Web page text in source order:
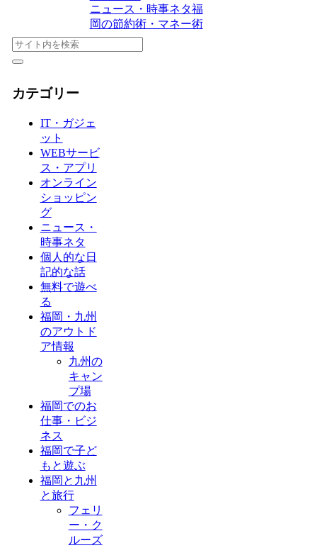
ニュース・時事ネタ福
岡の節約術・マネー術
カテゴリー
IT・ガジェ
ット
WEBサービ
ス・アプリ
オンライン
ショッピン
グ
ニュース・
時事ネタ
個人的な日
記的な話
無料で遊べ
る
福岡・九州
のアウトド
ア情報
九州の
キャン
プ場
福岡でのお
仕事・ビジ
ネス
福岡で子ど
もと遊ぶ
福岡と九州
と旅行
フェリ
ー・ク
ルーズ